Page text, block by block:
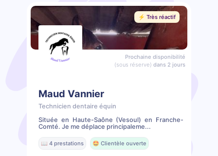
⚡️ Très réactif
Prochaine disponibilité
(sous réserve) dans 2 jours
Maud Vannier
Technicien dentaire équin
Située en Haute-Saône (Vesoul) en Franche-
Comté. Je me déplace principaleme...
📖 4 prestations 🤩 Clientèle ouverte